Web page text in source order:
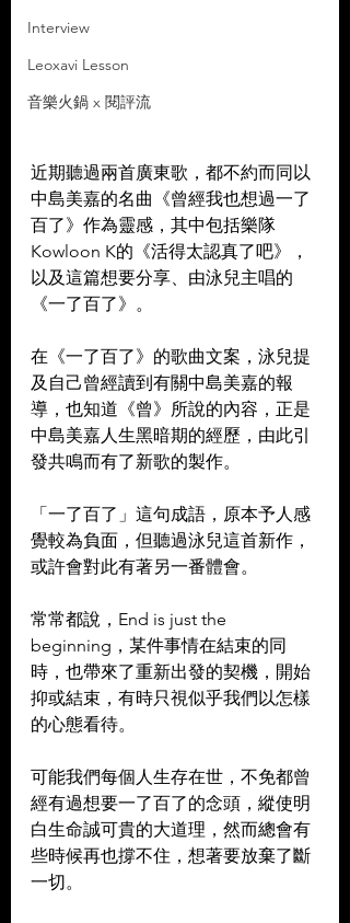
Interview
Leoxavi Lesson
音樂火鍋 x 閱評流
近期聽過兩首廣東歌，都不約而同以
中島美嘉的名曲《曾經我也想過一了
百了》作為靈感，其中包括樂隊
Kowloon K的《活得太認真了吧》，
以及這篇想要分享、由泳兒主唱的
《一了百了》。
在《一了百了》的歌曲文案，泳兒提
及自己曾經讀到有關中島美嘉的報
導，也知道《曾》所說的內容，正是
中島美嘉人生黑暗期的經歷，由此引
發共鳴而有了新歌的製作。
「一了百了」這句成語，原本予人感
覺較為負面，但聽過泳兒這首新作，
或許會對此有著另一番體會。
常常都說，End is just the
beginning，某件事情在結束的同
時，也帶來了重新出發的契機，開始
抑或結束，有時只視似乎我們以怎樣
的心態看待。
可能我們每個人生存在世，不免都曾
經有過想要一了百了的念頭，縱使明
白生命誠可貴的大道理，然而總會有
些時候再也撐不住，想著要放棄了斷
一切。